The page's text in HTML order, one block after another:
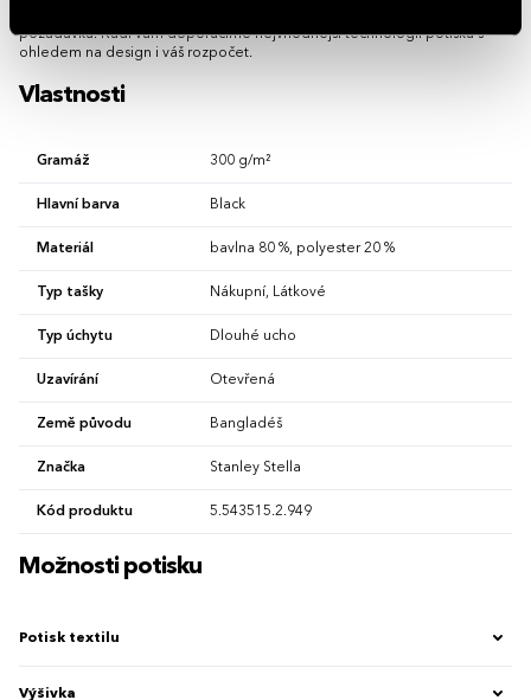
požadavků. Rádi vám doporučíme nejvhodnější technologii potisku s
ohledem na design i váš rozpočet.
Vlastnosti
Gramáž 300 g/m²
Hlavní barva Black
Materiál bavlna 80 %, polyester 20 %
Typ tašky Nákupní, Látkové
Typ úchytu Dlouhé ucho
Uzavírání Otevřená
Země původu Bangladéš
Značka Stanley Stella
Kód produktu 5.543515.2.949
Možnosti potisku
Potisk textilu
Výšivka